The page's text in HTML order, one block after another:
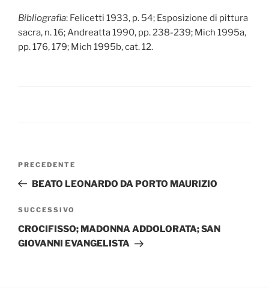
Bibliografia: Felicetti 1933, p. 54; Esposizione di pittura
sacra, n. 16; Andreatta 1990, pp. 238-239; Mich 1995a,
pp. 176, 179; Mich 1995b, cat. 12.
Articolo
precedente:
PRECEDENTE
BEATO LEONARDO DA PORTO MAURIZIO
Articolo
successivo
SUCCESSIVO
CROCIFISSO; MADONNA ADDOLORATA; SAN
GIOVANNI EVANGELISTA